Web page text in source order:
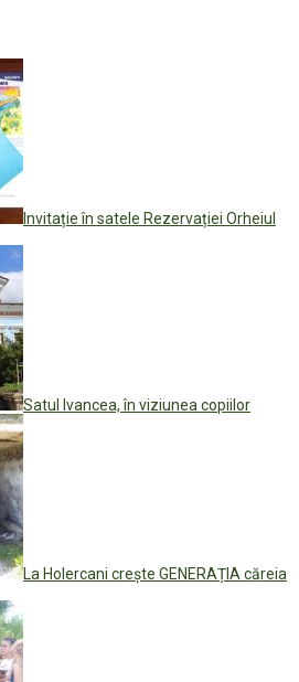
Invitație în satele Rezervației Orheiul
Satul Ivancea, în viziunea copiilor
La Holercani creşte GENERAȚIA căreia